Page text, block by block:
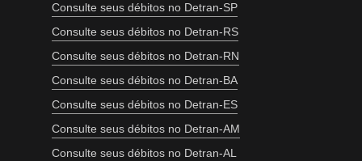
Consulte seus débitos no Detran-SP
Consulte seus débitos no Detran-RS
Consulte seus débitos no Detran-RN
Consulte seus débitos no Detran-BA
Consulte seus débitos no Detran-ES
Consulte seus débitos no Detran-AM
Consulte seus débitos no Detran-AL